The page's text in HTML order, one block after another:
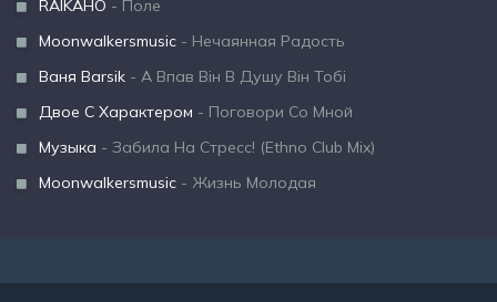
RAIKAHO - Поле
Moonwalkersmusic - Нечаянная Радость
Ваня Barsik - А Впав Він В Душу Він Тобі
Двое С Характером - Поговори Со Мной
Музыка - Забила На Стресс! (Ethno Club Mix)
Moonwalkersmusic - Жизнь Молодая